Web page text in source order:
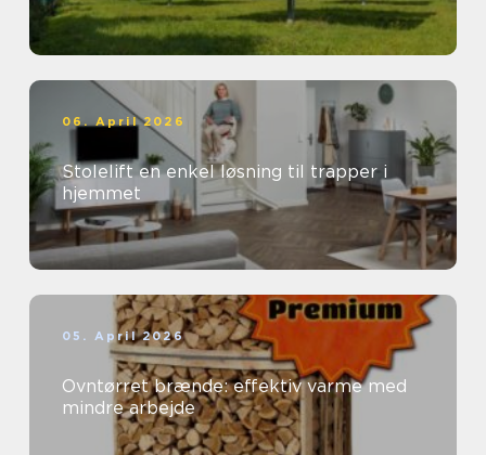
06. April 2026
Stolelift en enkel løsning til trapper i
hjemmet
05. April 2026
Ovntørret brænde: effektiv varme med
mindre arbejde